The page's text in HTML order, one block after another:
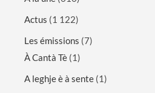
Actus (1 122)
Les émissions (7)
À Cantà Tè (1)
A leghje è à sente (1)